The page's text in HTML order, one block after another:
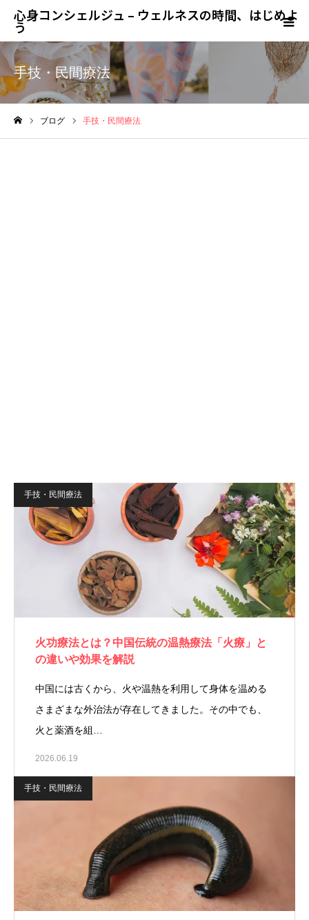
心身コンシェルジュ – ウェルネスの時間、はじめよ
う
手技・民間療法
ブログ 手技・民間療法
手技・民間療法
火功療法とは？中国伝統の温熱療法「火療」と
の違いや効果を解説
中国には古くから、火や温熱を利用して身体を温める
さまざまな外治法が存在してきました。その中でも、
火と薬酒を組…
2026.06.19
手技・民間療法